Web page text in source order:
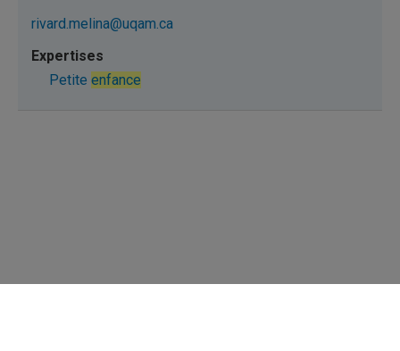
rivard.melina@uqam.ca
Petite enfance